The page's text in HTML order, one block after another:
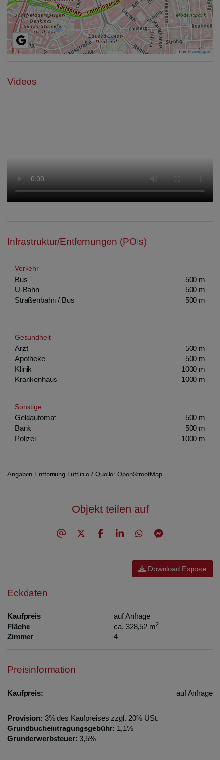
Tiles ©basemap.at
Videos
Infrastruktur/Entfernungen (POIs)
Verkehr
Bus
500 m
U-Bahn
500 m
Straßenbahn / Bus
500 m
Gesundheit
Arzt
500 m
Apotheke
500 m
Klinik
1000 m
Krankenhaus
1000 m
Sonstige
Geldautomat
500 m
Bank
500 m
Polizei
1000 m
Angaben Entfernung Luftlinie / Quelle: OpenStreetMap
Objekt teilen auf
Download Expose
Eckdaten
Kaufpreis
auf Anfrage
Fläche
ca. 328,52 m2
Zimmer 4
Preisinformation
Kaufpreis: auf Anfrage
Provision: 3% des Kaufpreises zzgl. 20% USt.
Grundbucheintragungsgebühr: 1,1%
Grunderwerbsteuer: 3,5%